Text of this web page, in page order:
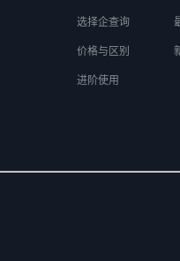
选择企查询
价格与区别
进阶使用